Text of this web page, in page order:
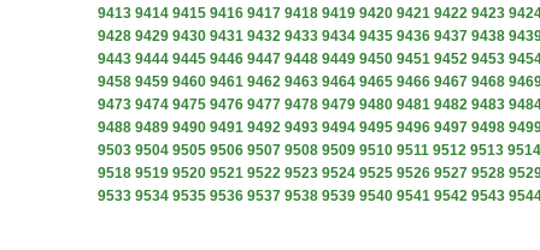
9413 9414 9415 9416 9417 9418 9419 9420 9421 9422 9423
9428 9429 9430 9431 9432 9433 9434 9435 9436 9437 9438
9443 9444 9445 9446 9447 9448 9449 9450 9451 9452 9453
9458 9459 9460 9461 9462 9463 9464 9465 9466 9467 9468
9473 9474 9475 9476 9477 9478 9479 9480 9481 9482 9483
9488 9489 9490 9491 9492 9493 9494 9495 9496 9497 9498
9503 9504 9505 9506 9507 9508 9509 9510 9511 9512 9513 9514
9518 9519 9520 9521 9522 9523 9524 9525 9526 9527 9528
9533 9534 9535 9536 9537 9538 9539 9540 9541 9542 9543